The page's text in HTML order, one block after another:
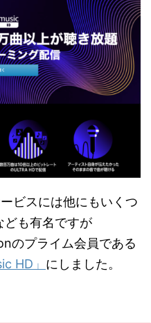
ビスには他にもいくつ
も有名ですが
のプライム会員である
HD」 にしました。